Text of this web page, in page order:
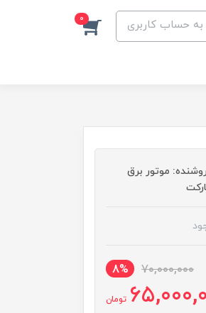
به حساب کاربری 0
موتور برق
70,000,000
8%
تومان